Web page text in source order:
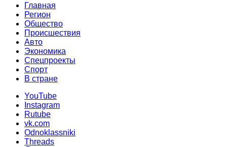
Главная
Регион
Общество
Происшествия
Авто
Экономика
Спецпроекты
Cпорт
В стране
YouTube
Instagram
Rutube
vk.com
Odnoklassniki
Threads